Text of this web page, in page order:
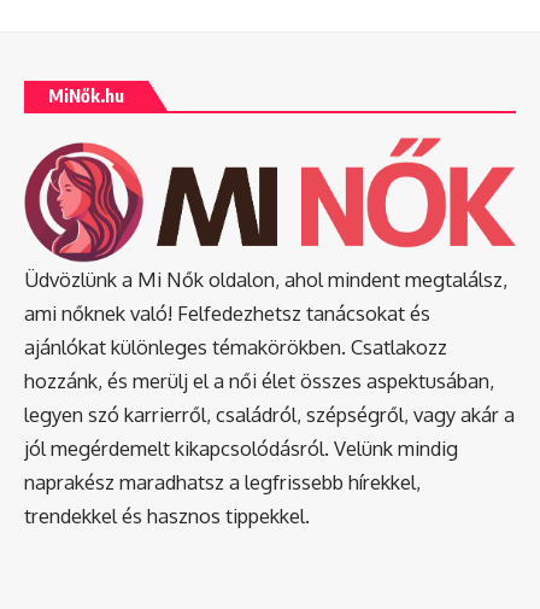
MiNők.hu
Üdvözlünk a Mi Nők oldalon, ahol mindent megtalálsz,
ami nőknek való! Felfedezhetsz tanácsokat és
ajánlókat különleges témakörökben. Csatlakozz
hozzánk, és merülj el a női élet összes aspektusában,
legyen szó karrierről, családról, szépségről, vagy akár a
jól megérdemelt kikapcsolódásról. Velünk mindig
naprakész maradhatsz a legfrissebb hírekkel,
trendekkel és hasznos tippekkel.